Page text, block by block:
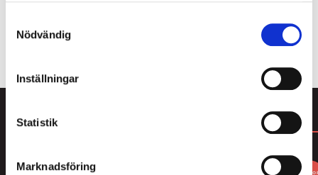
Nödvändig
Inställningar
Statistik
Marknadsföring
ALLT FRÅN PÄRLANS KONFEKTYR
DU KANSKE GILLAR